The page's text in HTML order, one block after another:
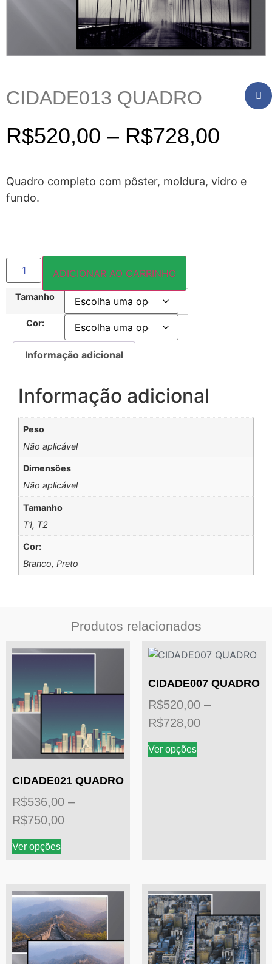
CIDADE013 QUADRO
R$520,00 – R$728,00
Quadro completo com pôster, moldura, vidro e
fundo.
Tamanho
Cor:
ADICIONAR AO CARRINHO
Informação adicional
Informação adicional
Peso
Não aplicável
Dimensões
Não aplicável
Tamanho
T1, T2
Cor:
Branco, Preto
Produtos relacionados
CIDADE021 QUADRO
R$536,00 –
R$750,00
Ver opções
CIDADE007 QUADRO
R$520,00 –
R$728,00
Ver opções